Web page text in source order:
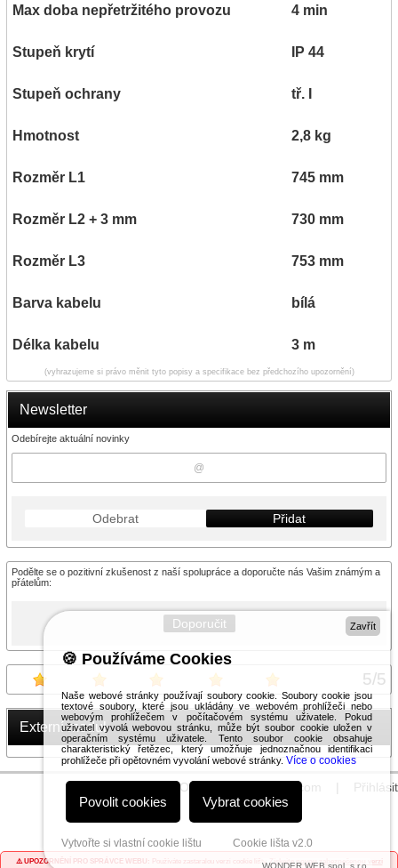
Newsletter
Odebírejte aktuální novinky
Odebrat Přidat
Podělte se o pozitivní zkušenost z naší spolupráce a doporučte nás Vašim známým a
přátelům:
Doporučit
5/5
Externí modul
Max doba nepřetržitého provozu 4 min
Stupeň krytí IP 44
Stupeň ochrany tř. I
Hmotnost 2,8 kg
Rozměr L1 745 mm
Rozměr L2 + 3 mm 730 mm
Rozměr L3 753 mm
Barva kabelu bílá
Délka kabelu 3 m
(vyhrazujeme si právo měnit tyto popisy a specifikace bez předchozího upozornění)
© 2026 WEXBO | www.wexbo.com Přihlásit
Zavřít
🍪 Používáme Cookies
Naše webové stránky používají soubory cookie. Soubory cookie jsou
textové soubory, které jsou ukládány ve webovém prohlížeči nebo
webovým prohlížečem v počítačovém systému uživatele. Pokud
uživatel vyvolá webovou stránku, může být soubor cookie uložen v
operačním systému uživatele. Tento soubor cookie obsahuje
charakteristický řetězec, který umožňuje jednoznačnou identifikaci
prohlížeče při opětovném vyvolání webové stránky.Více o cookies
Povolit cookies Vybrat cookies
Vytvořte si vlastní cookie lištu Cookie lišta v2.0
WONDER WEB spol. s r.o.
⚠️ UPOZORNĚNÍ PRO SPRÁVCE WEBU: Používáte zastaralou verzi cookie lišty. Získejte novou zabezpečenou verzi